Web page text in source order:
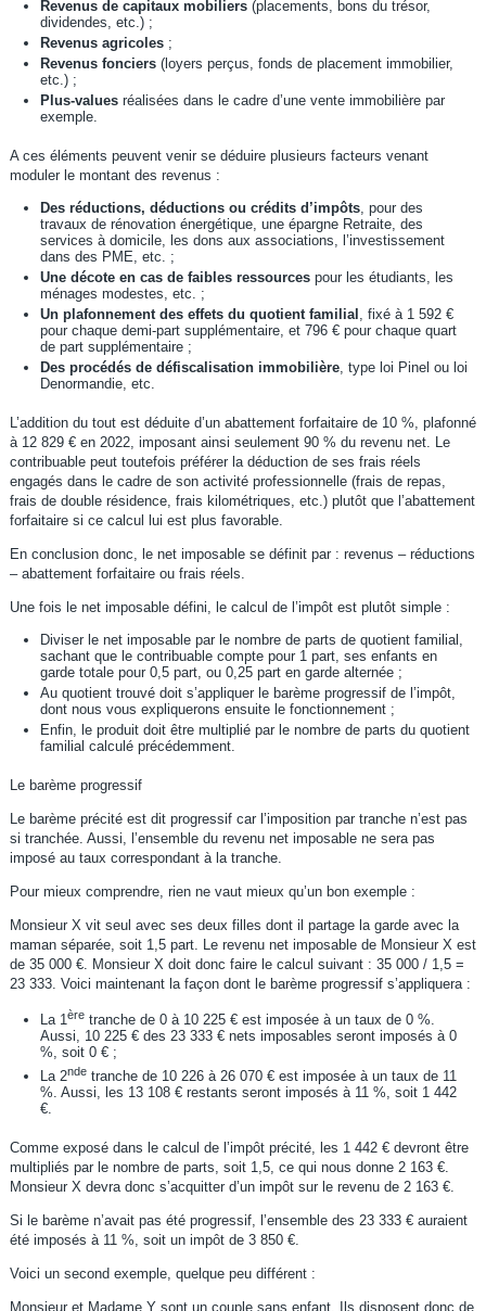
Revenus de capitaux mobiliers(placements, bons du trésor,
dividendes, etc.) ;
Revenus agricoles;
Revenus fonciers(loyers perçus, fonds de placement immobilier,
etc.) ;
Plus-valuesréalisées dans le cadre d’une vente immobilière par
exemple.
A ces éléments peuvent venir se déduire plusieurs facteurs venant
moduler le montant des revenus :
Des réductions, déductions ou crédits d’impôts, pour des
travaux de rénovation énergétique, une épargne Retraite, des
services à domicile, les dons aux associations, l’investissement
dans des PME, etc. ;
Une décote en cas de faibles ressourcespour les étudiants, les
ménages modestes, etc. ;
Un plafonnement des effets du quotient familial , fixé à 1 592 €
pour chaque demi-part supplémentaire, et 796 € pour chaque quart
de part supplémentaire ;
Des procédés de défiscalisation immobilière, type loi Pinel ou loi
Denormandie, etc.
L’addition du tout est déduite d’un abattement forfaitaire de 10 %, plafonné
à 12 829 € en 2022, imposant ainsi seulement 90 % du revenu net. Le
contribuable peut toutefois préférer la déduction de ses frais réels
engagés dans le cadre de son activité professionnelle (frais de repas,
frais de double résidence, frais kilométriques, etc.) plutôt que l’abattement
forfaitaire si ce calcul lui est plus favorable.
En conclusion donc, le net imposable se définit par : revenus – réductions
– abattement forfaitaire ou frais réels.
Une fois le net imposable défini, le calcul de l’impôt est plutôt simple :
Diviser le net imposable par le nombre de parts de quotient familial,
sachant que le contribuable compte pour 1 part, ses enfants en
garde totale pour 0,5 part, ou 0,25 part en garde alternée ;
Au quotient trouvé doit s’appliquer le barème progressif de l’impôt,
dont nous vous expliquerons ensuite le fonctionnement ;
Enfin, le produit doit être multiplié par le nombre de parts du quotient
familial calculé précédemment.
Le barème progressif
Le barème précité est dit progressif car l’imposition par tranche n’est pas
si tranchée. Aussi, l’ensemble du revenu net imposable ne sera pas
imposé au taux correspondant à la tranche.
Pour mieux comprendre, rien ne vaut mieux qu’un bon exemple :
Monsieur X vit seul avec ses deux filles dont il partage la garde avec la
maman séparée, soit 1,5 part. Le revenu net imposable de Monsieur X est
de 35 000 €. Monsieur X doit donc faire le calcul suivant : 35 000 / 1,5 =
23 333. Voici maintenant la façon dont le barème progressif s’appliquera :
La 1 èretranche de 0 à 10 225 € est imposée à un taux de 0 %.
Aussi, 10 225 € des 23 333 € nets imposables seront imposés à 0
%, soit 0 € ;
La 2ndetranche de 10 226 à 26 070 € est imposée à un taux de 11
%. Aussi, les 13 108 € restants seront imposés à 11 %, soit 1 442
€.
Comme exposé dans le calcul de l’impôt précité, les 1 442 € devront être
multipliés par le nombre de parts, soit 1,5, ce qui nous donne 2 163 €.
Monsieur X devra donc s’acquitter d’un impôt sur le revenu de 2 163 €.
Si le barème n’avait pas été progressif, l’ensemble des 23 333 € auraient
été imposés à 11 %, soit un impôt de 3 850 €.
Voici un second exemple, quelque peu différent :
Monsieur et Madame Y sont un couple sans enfant. Ils disposent donc de